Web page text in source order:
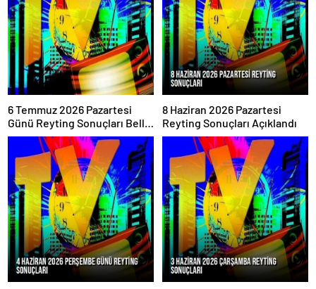
6 Temmuz 2026 Pazartesi
Günü Reyting Sonuçları Belli
Oldu
8 Haziran 2026 Pazartesi
Reyting Sonuçları Açıklandı